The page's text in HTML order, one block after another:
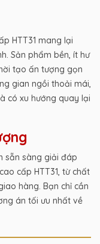
HTT31 mang lại
Sản phẩm bền, ít hư
tạo ấn tượng gọn
gian ngồi thoải mái,
có xu hướng quay lại
sẵn sàng giải đáp
cấp HTT31, từ chất
hàng. Bạn chỉ cần
án tối ưu nhất về